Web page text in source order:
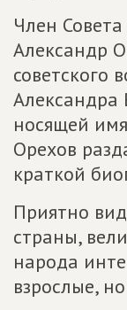
Член
Александр
советского
Александра
носящей
Орехов
краткой
Приятно
страны,
народа
взрослые,